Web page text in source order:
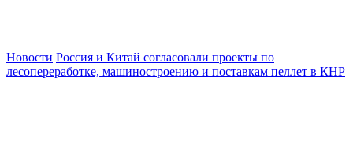
Новости Россия и Китай согласовали проекты по
лесопереработке, машиностроению и поставкам пеллет в КНР